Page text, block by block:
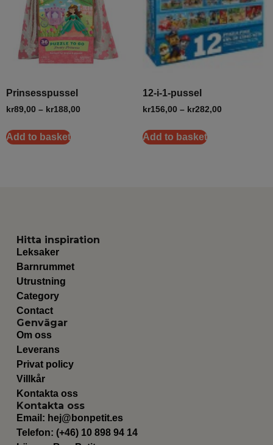
Prinsesspussel
kr89,00 – kr188,00
Add to basket
12-i-1-pussel
kr156,00 – kr282,00
Add to basket
Hitta inspiration
Leksaker
Barnrummet
Utrustning
Category
Contact
Genvägar
Om oss
Leverans
Privat policy
Villkår
Kontakta oss
Kontakta oss
Email: hej@bonpetit.es
Telefon: (+46) 10 898 94 14